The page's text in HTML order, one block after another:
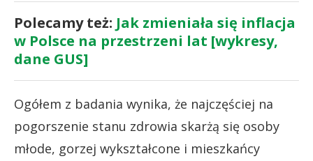
Polecamy też: Jak zmieniała się inflacja
w Polsce na przestrzeni lat [wykresy,
dane GUS]
Ogółem z badania wynika, że najczęściej na
pogorszenie stanu zdrowia skarżą się osoby
młode, gorzej wykształcone i mieszkańcy